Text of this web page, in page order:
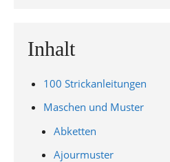
Inhalt
100 Strickanleitungen
Maschen und Muster
Abketten
Ajourmuster